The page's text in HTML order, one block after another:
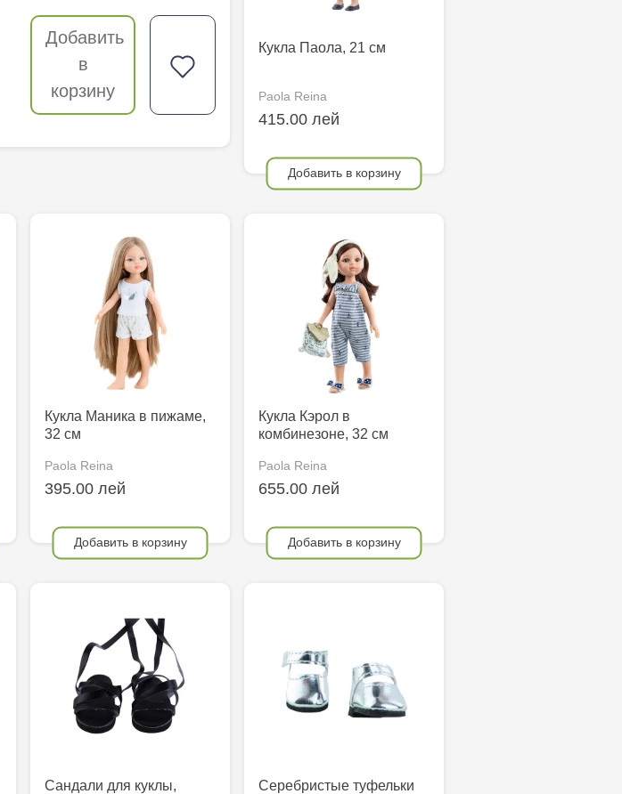
Добавить
в
корзину
Кукла Паола, 21 см
Paola Reina
415.00 лей
Добавить в корзину
Кукла Маника в пижаме,
32 см
Paola Reina
395.00 лей
Добавить в корзину
Кукла Кэрол в
комбинезоне, 32 см
Paola Reina
655.00 лей
Добавить в корзину
Сандали для куклы,
Серебристые туфельки